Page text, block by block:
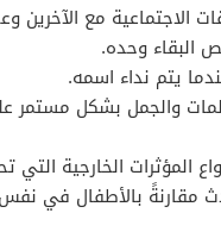
الاجتماعية مع الآخرين
البقاء وحده.
يتم نداء اسمه.
والجمل بشكل مستمر
المؤثرات الخارجية
مقارنةً بالأطفال في